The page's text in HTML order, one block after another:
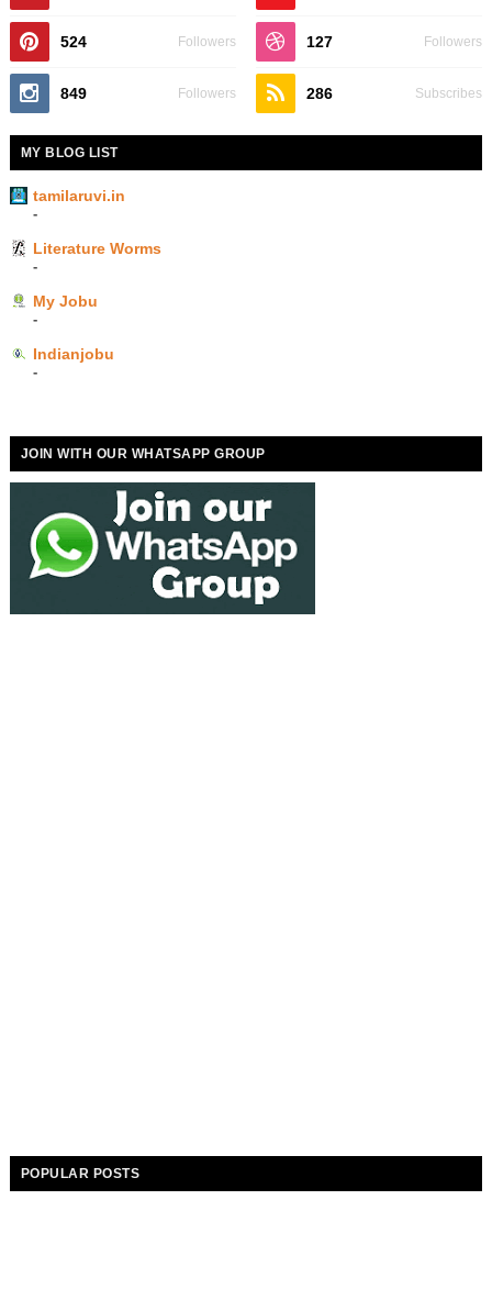
524 Followers 127 Followers
849 Followers 286 Subscribes
MY BLOG LIST
tamilaruvi.in
-
Literature Worms
-
My Jobu
-
Indianjobu
-
JOIN WITH OUR WHATSAPP GROUP
POPULAR POSTS